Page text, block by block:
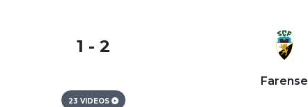
1 - 2
Farense
23 VIDEOS